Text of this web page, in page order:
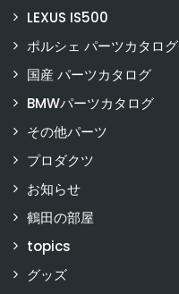
LEXUS IS500
ポルシェ パーツカタログ
国産 パーツカタログ
BMWパーツカタログ
その他パーツ
プロダクツ
お知らせ
鶴田の部屋
topics
グッズ